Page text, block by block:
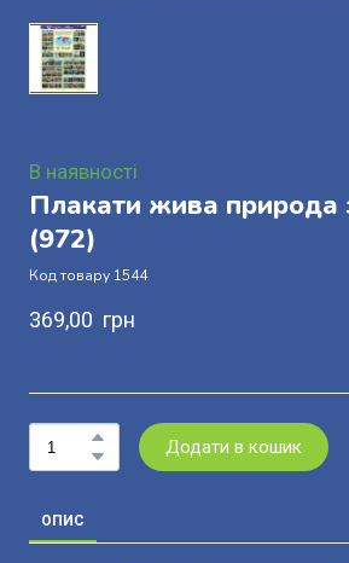
В наявності
Плакати жива природа
(972)
Код товару 1544
369,00  грн
Додати в кошик
ОПИС